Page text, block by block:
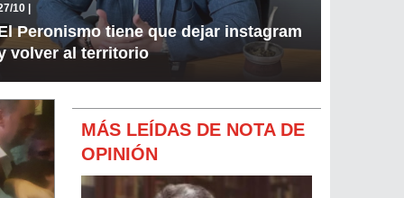
10 |
Peronismo tiene que dejar instagram
volver al territorio
MÁS LEÍDAS DE NOTA DE
OPINIÓN